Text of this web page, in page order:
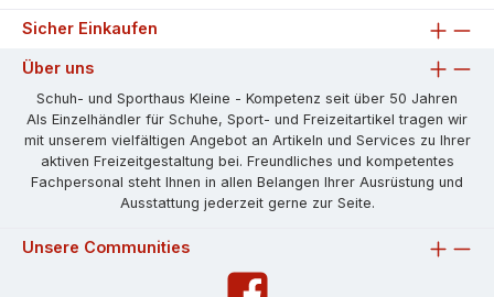
Sicher Einkaufen
Über uns
Schuh- und Sporthaus Kleine - Kompetenz seit über 50 Jahren
Als Einzelhändler für Schuhe, Sport- und Freizeitartikel tragen wir
mit unserem vielfältigen Angebot an Artikeln und Services zu Ihrer
aktiven Freizeitgestaltung bei. Freundliches und kompetentes
Fachpersonal steht Ihnen in allen Belangen Ihrer Ausrüstung und
Ausstattung jederzeit gerne zur Seite.
Unsere Communities